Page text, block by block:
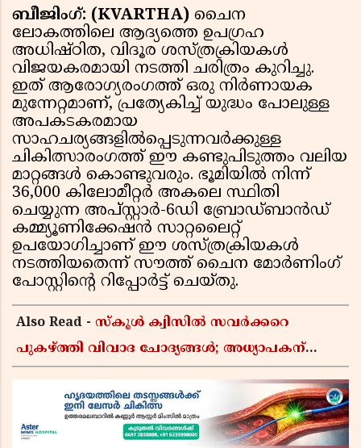
ബീജിംഗ്: (KVARTHA) ചൈന
ലോകത്തിലെ ആദ്യത്തെ ഉപഗ്രഹ
അധിഷ്ഠിത, വിദൂര ശസ്ത്രക്രിയകൾ
വിജയകരമായി നടത്തി ചരിത്രം കുറിച്ചു.
ഇത് ആരോഗ്യരംഗത്ത് ഒരു നിർണായക
മുന്നേറ്റമാണ്, പ്രത്യേകിച്ച് യുദ്ധം പോലുള്ള
അപകടകരമായ
സാഹചര്യങ്ങളിൽപ്പെടുന്നവർക്കുള്ള
ചികിത്സാരംഗത്ത് ഈ കണ്ടുപിടുത്തം വലിയ
മാറ്റങ്ങൾ കൊണ്ടുവരും. ഭൂമിയിൽ നിന്ന്
36,000 കിലോമീറ്റർ അകലെ സ്ഥിതി
ചെയ്യുന്ന അപ്‌സ്റ്റാർ-6ഡി ബ്രോഡ്‌ബാൻഡ്
കമ്മ്യൂണിക്കേഷൻ സാറ്റലൈറ്റ്
ഉപയോഗിച്ചാണ് ഈ ശസ്ത്രക്രിയകൾ
നടത്തിയതെന്ന് സൗത്ത് ചൈന മോർണിംഗ്
പോസ്റ്റിന്റെ റിപ്പോർട്ട് ചെയ്‌തു.
Also Read - സ്കൂൾ ക്വിസിൽ സവർക്കറെ
പുകഴ്ത്തി വിവാദ ചോദ്യങ്ങൾ; അധ്യാപകന്